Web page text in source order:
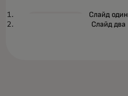
Будущее платежей
Слайд один
Слайд два